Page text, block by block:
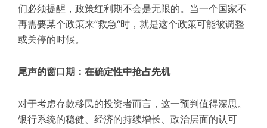
们必须提醒，政策红利期不会是无限的。当一个国家不
再需要某个政策来”救急“时，就是这个政策可能被调整
或关停的时候。
尾声的窗口期：在确定性中抢占先机
对于考虑存款移民的投资者而言，这一预判值得深思。
银行系统的稳健、经济的持续增长、政治层面的认可